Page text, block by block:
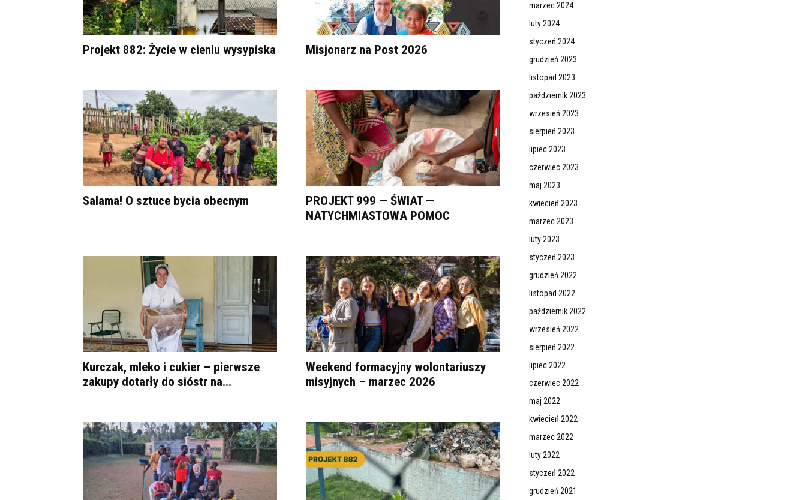
Projekt 882: Życie w cieniu wysypiska Misjonarz na Post 2026
Salama! O sztuce bycia obecnym
PROJEKT 999 — ŚWIAT —
NATYCHMIASTOWA POMOC
Kurczak, mleko i cukier – pierwsze
zakupy dotarły do sióstr na...
Weekend formacyjny wolontariuszy
misyjnych – marzec 2026
marzec 2024
luty 2024
styczeń 2024
grudzień 2023
listopad 2023
październik 2023
wrzesień 2023
sierpień 2023
lipiec 2023
czerwiec 2023
maj 2023
kwiecień 2023
marzec 2023
luty 2023
styczeń 2023
grudzień 2022
listopad 2022
październik 2022
wrzesień 2022
sierpień 2022
lipiec 2022
czerwiec 2022
maj 2022
kwiecień 2022
marzec 2022
luty 2022
styczeń 2022
grudzień 2021